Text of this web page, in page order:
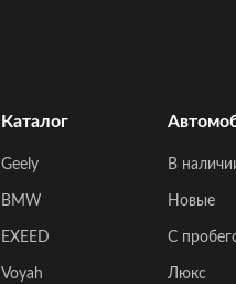
Каталог
Geely
BMW
EXEED
Voyah
В
Новые
C
Люкс